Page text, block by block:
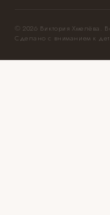
© 2026 Виктория
Сделано с вниманием к